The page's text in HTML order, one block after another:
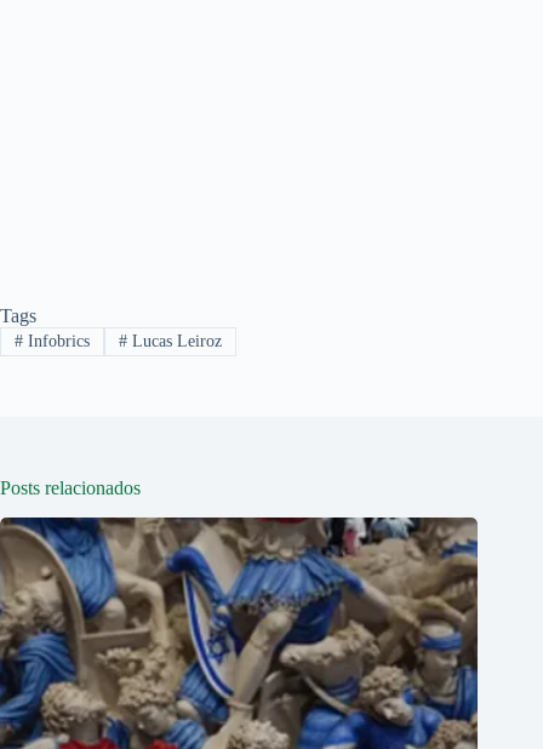
Tags
#Infobrics #Lucas Leiroz
Posts relacionados